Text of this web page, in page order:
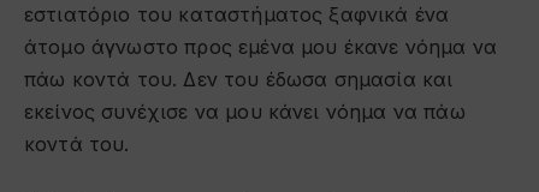
εστιατόριο του καταστήματος ξαφνικά ένα
άτομο άγνωστο προς εμένα μου έκανε νόημα να
πάω κοντά του. Δεν του έδωσα σημασία και
εκείνος συνέχισε να μου κάνει νόημα να πάω
κοντά του.